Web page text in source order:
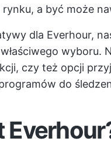
a być może
dla Everhour,
wyboru.
czy też opcji
do